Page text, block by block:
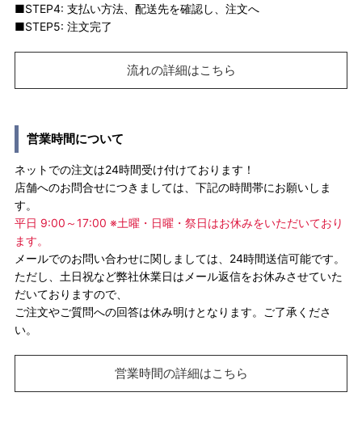
■STEP4: 支払い方法、配送先を確認し、注文へ
■STEP5: 注文完了
流れの詳細はこちら
営業時間について
ネットでの注文は24時間受け付けております！
店舗へのお問合せにつきましては、下記の時間帯にお願いしま
す。
平日 9:00～17:00 ※土曜・日曜・祭日はお休みをいただいており
ます。
メールでのお問い合わせに関しましては、24時間送信可能です。
ただし、土日祝など弊社休業日はメール返信をお休みさせていた
だいておりますので、
ご注文やご質問への回答は休み明けとなります。ご了承くださ
い。
営業時間の詳細はこちら